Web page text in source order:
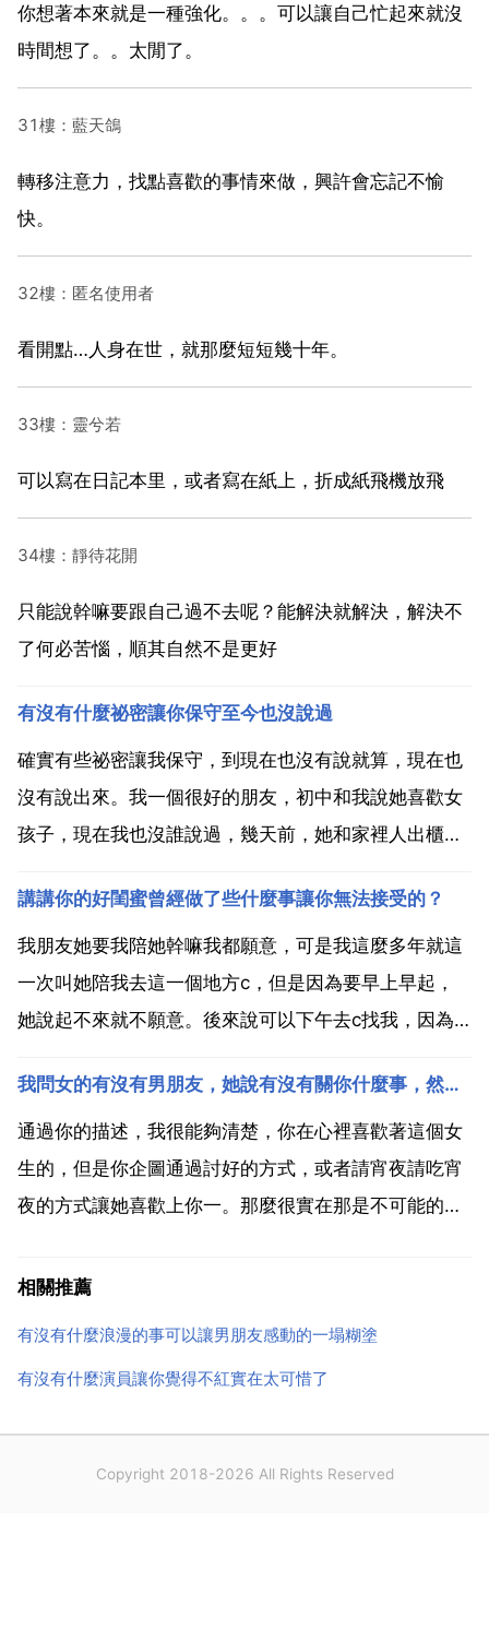
你想著本來就是一種強化。。。可以讓自己忙起來就沒
時間想了。。太閒了。
31樓：藍天鴿
轉移注意力，找點喜歡的事情來做，興許會忘記不愉
快。
32樓：匿名使用者
看開點…人身在世，就那麼短短幾十年。
33樓：靈兮若
可以寫在日記本里，或者寫在紙上，折成紙飛機放飛
34樓：靜待花開
只能說幹嘛要跟自己過不去呢？能解決就解決，解決不
了何必苦惱，順其自然不是更好
有沒有什麼祕密讓你保守至今也沒說過
確實有些祕密讓我保守，到現在也沒有說就算，現在也
沒有說出來。我一個很好的朋友，初中和我說她喜歡女
孩子，現在我也沒誰說過，幾天前，她和家裡人出櫃
性。而且是家裡被寵的獨女，性格開朗隨和 具有正能
量。學生時代收到情書不敢回信和告訴家長 委託他堂姐
轉交給我的 所...
講講你的好閨蜜曾經做了些什麼事讓你無法接受的？
我朋友她要我陪她幹嘛我都願意，可是我這麼多年就這
一次叫她陪我去這一個地方c，但是因為要早上早起，
她說起不來就不願意。後來說可以下午去c找我，因為
而且也是早起，我沒有一句怨言。有幾個比較要好的朋
友，平時一起瘋一起玩，至少我是把她們當作很好的朋
友。今天，哦...
我問女的有沒有男朋友，她說有沒有關你什麼事，然後我說我請你吃夜宵然後她就不理我了
通過你的描述，我很能夠清楚，你在心裡喜歡著這個女
生的，但是你企圖通過討好的方式，或者請宵夜請吃宵
夜的方式讓她喜歡上你一。那麼很實在那是不可能的，
麼可能接受你請他吃個宵夜呢？她也知道你是有企圖的
相關推薦
有沒有什麼浪漫的事可以讓男朋友感動的一塌糊塗
有沒有什麼演員讓你覺得不紅實在太可惜了
Copyright 2018-2026 All Rights Reserved